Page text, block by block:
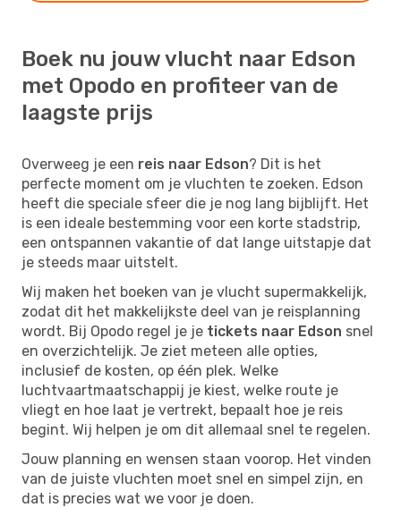
Boek nu jouw vlucht naar Edson
met Opodo en profiteer van de
laagste prijs
Overweeg je een reis naar Edson? Dit is het
perfecte moment om je vluchten te zoeken. Edson
heeft die speciale sfeer die je nog lang bijblijft. Het
is een ideale bestemming voor een korte stadstrip,
een ontspannen vakantie of dat lange uitstapje dat
je steeds maar uitstelt.
Wij maken het boeken van je vlucht supermakkelijk,
zodat dit het makkelijkste deel van je reisplanning
wordt. Bij Opodo regel je je tickets naar Edson snel
en overzichtelijk. Je ziet meteen alle opties,
inclusief de kosten, op één plek. Welke
luchtvaartmaatschappij je kiest, welke route je
vliegt en hoe laat je vertrekt, bepaalt hoe je reis
begint. Wij helpen je om dit allemaal snel te regelen.
Jouw planning en wensen staan voorop. Het vinden
van de juiste vluchten moet snel en simpel zijn, en
dat is precies wat we voor je doen.